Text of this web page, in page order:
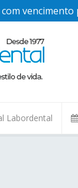
Labordental